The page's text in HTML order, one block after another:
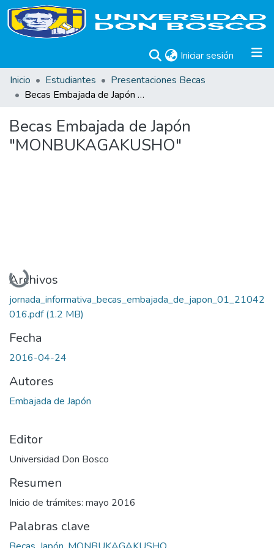
Iniciar sesión (current)
Inicio
Estudiantes
Presentaciones Becas
Becas Embajada de Japón "MONBUKAGAKUSHO"
Becas Embajada de Japón
"MONBUKAGAKUSHO"
Cargando...
Archivos
jornada_informativa_becas_embajada_de_japon_01_21042
016.pdf(1.2 MB)
Fecha
2016-04-24
Autores
Embajada de Japón
Editor
Universidad Don Bosco
Resumen
Inicio de trámites: mayo 2016
Palabras clave